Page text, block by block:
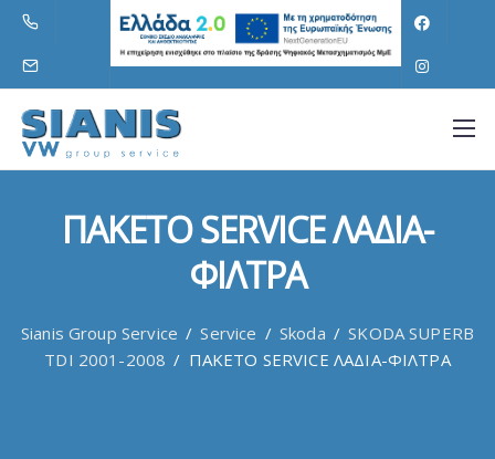
ΠΑΚΕΤΟ SERVICE ΛΑΔΙΑ-
ΦΙΛΤΡΑ
Sianis Group Service / Service / Skoda / SKODA SUPERB
TDI 2001-2008 / ΠΑΚΕΤΟ SERVICE ΛΑΔΙΑ-ΦΙΛΤΡΑ